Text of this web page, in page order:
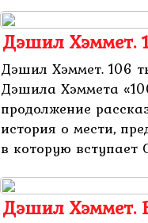
Дэшил Хэммет.
Дэшил Хэммет. 106
Дэшила Хэммета
продолжение
история о мести,
в которую вступает
Дэшил Хэммет.